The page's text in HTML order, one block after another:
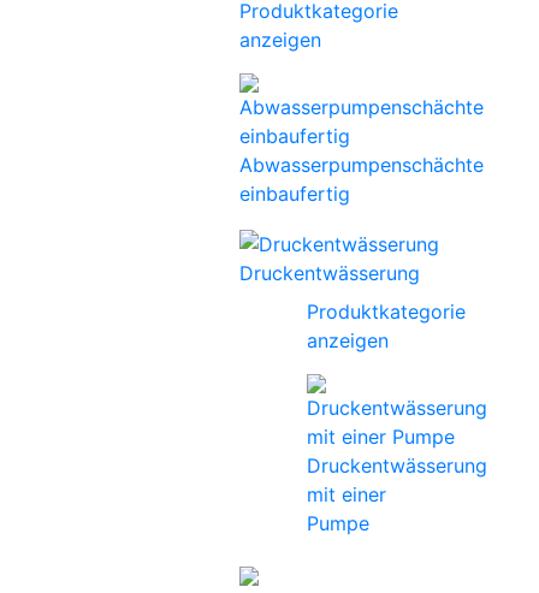
Produktkategorie
anzeigen
Abwasserpumpenschächte
einbaufertig
Druckentwässerung
Produktkategorie
anzeigen
Druckentwässerung
mit einer
Pumpe